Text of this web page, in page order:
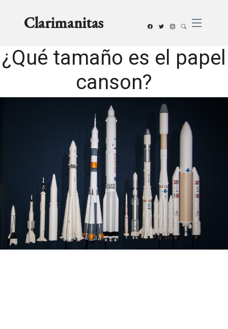
Clarimanitas
¿Qué tamaño es el papel
canson?